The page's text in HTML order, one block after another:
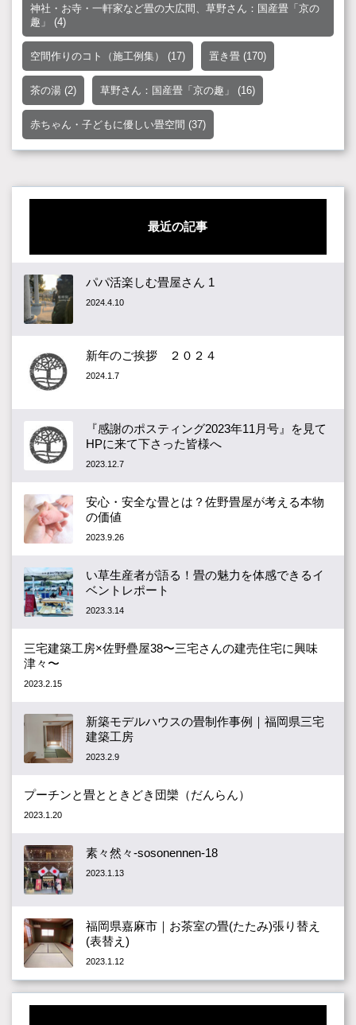
神社・お寺・一軒家など畳の大広間、草野さん：国産畳「京の
趣」
(4)
空間作りのコト（施工例集） (17) 置き畳 (170)
茶の湯 (2) 草野さん：国産畳「京の趣」 (16)
赤ちゃん・子どもに優しい畳空間 (37)
最近の記事
パパ活楽しむ畳屋さん 1
2024.4.10
新年のご挨拶 ２０２４
2024.1.7
『感謝のポスティング2023年11月号』を見て
HPに来て下さった皆様へ
2023.12.7
安心・安全な畳とは？佐野畳屋が考える本物
の価値
2023.9.26
い草生産者が語る！畳の魅力を体感できるイ
ベントレポート
2023.3.14
三宅建築工房×佐野疊屋38〜三宅さんの建売住宅に興味
津々〜
2023.2.15
新築モデルハウスの畳制作事例｜福岡県三宅
建築工房
2023.2.9
プーチンと畳とときどき団欒（だんらん）
2023.1.20
素々然々-sosonennen-18
2023.1.13
福岡県嘉麻市｜お茶室の畳(たたみ)張り替え
(表替え)
2023.1.12